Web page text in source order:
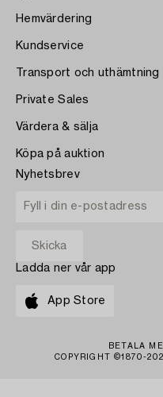
Hemvärdering
Kundservice
Transport och uthämtning
Private Sales
Värdera & sälja
Köpa på auktion
Nyhetsbrev
Ladda ner vår app
App Store
BETALA
COPYRIGHT ©1870-